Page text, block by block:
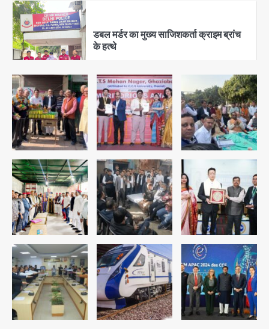
4
डबल मर्डर का मुख्य साजिशकर्ता क्राइम ब्रांच
के हत्थे
5
रोहित चौधरी गैंग का कुख्यात बदमाश राजस्थान
से गिरफ्तार
Team JHJ
1
पुरा महादेव से बेटियों के स्वास्थ्य और सुरक्षा का
संदेश
Team JHJ
अब पहला स्थान हासिल करना लक्ष्य: डीएम
Team JHJ